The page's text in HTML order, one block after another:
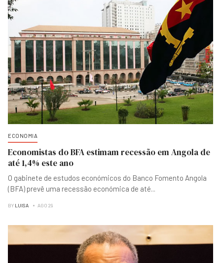
ECONOMIA
Economistas do BFA estimam recessão em Angola de
até 1,4% este ano
O gabinete de estudos económicos do Banco Fomento Angola
(BFA) prevê uma recessão económica de até...
BY LUISA AGO 29